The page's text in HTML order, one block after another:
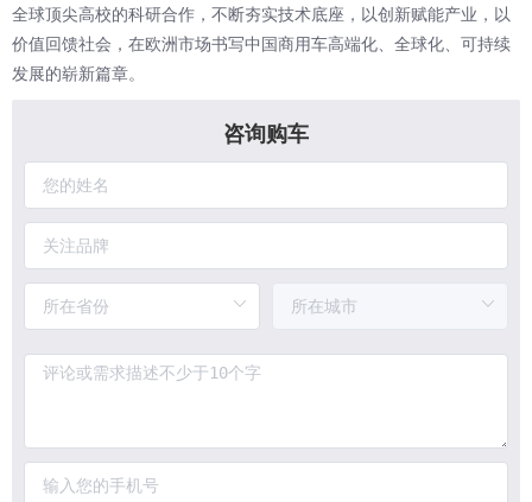
全球顶尖高校的科研合作，不断夯实技术底座，以创新赋能产业，以
价值回馈社会，在欧洲市场书写中国商用车高端化、全球化、可持续
发展的崭新篇章。
咨询购车